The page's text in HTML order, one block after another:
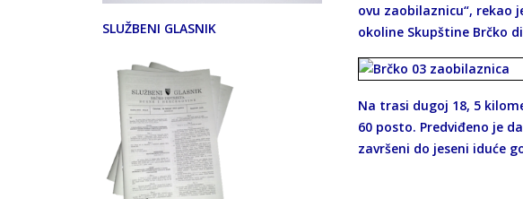
SLUŽBENI GLASNIK
ovu zaobilaznicu“, rekao
okoline Skupštine Brčko
Na trasi dugoj 18, 5
60 posto. Predviđeno je
završeni do jeseni iduće